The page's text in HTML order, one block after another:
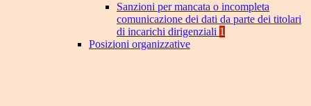
Sanzioni per mancata o incompleta
comunicazione dei dati da parte dei titolari
di incarichi dirigenziali 1
Posizioni organizzative